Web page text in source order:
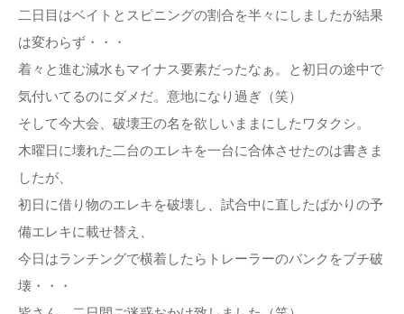
二日目はベイトとスピニングの割合を半々にしましたが結果
は変わらず・・・
着々と進む減水もマイナス要素だったなぁ。と初日の途中で
気付いてるのにダメだ。意地になり過ぎ（笑）
そして今大会、破壊王の名を欲しいままにしたワタクシ。
木曜日に壊れた二台のエレキを一台に合体させたのは書きま
したが、
初日に借り物のエレキを破壊し、試合中に直したばかりの予
備エレキに載せ替え、
今日はランチングで横着したらトレーラーのバンクをブチ破
壊・・・